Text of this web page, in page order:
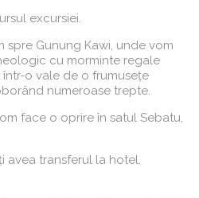
excursiei.
spre Gunung Kawi, unde vom
cu morminte regale
o vale de o frumusețe
numeroase trepte.
face o oprire în satul Sebatu,
avea transferul la hotel.